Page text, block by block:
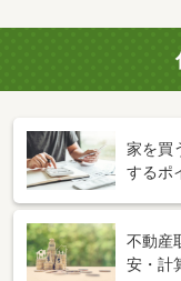
家を買
するポ
不動産
安・計